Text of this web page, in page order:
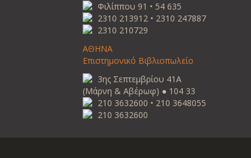
Φιλίππου 91 • 54 635
2310 213912 • 2310 247887
2310 210729
ΑΘΗΝΑ
Επιστημονικό Βιβλιοπωλείο
3ης Σεπτεμβρίου 41Α
(Μάρνη & Αβέρωφ) ● 104 33
210 3632600 • 210 3648055
210 3632600